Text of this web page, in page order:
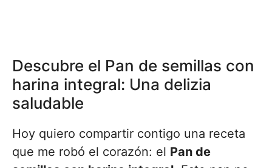
Descubre el Pan de semillas con
harina integral: Una delizia
saludable
Hoy quiero compartir contigo una receta
que me robó el corazón: el Pan de